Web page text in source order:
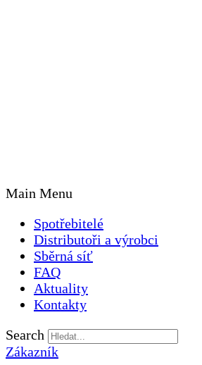
Main Menu
Spotřebitelé
Distributoři a výrobci
Sběrná síť
FAQ
Aktuality
Kontakty
Search
Zákazník